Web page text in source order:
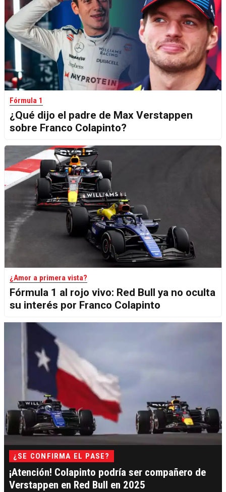
Fórmula 1
¿Qué dijo el padre de Max Verstappen
sobre Franco Colapinto?
¿Amor a primera vista?
Fórmula 1 al rojo vivo: Red Bull ya no oculta
su interés por Franco Colapinto
¿SE CONFIRMA EL PASE?
¡Atención! Colapinto podría ser compañero de
Verstappen en Red Bull en 2025